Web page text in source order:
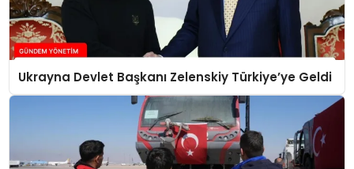
Ukrayna Devlet Başkanı Zelenskiy Türkiye’ye Geldi